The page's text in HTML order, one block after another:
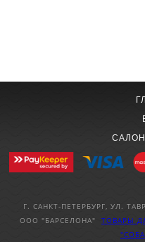
Г. САНКТ-ПЕТЕРБУРГ, УЛ.
ООО "БАРСЕЛОНА" ТОВАРЫ